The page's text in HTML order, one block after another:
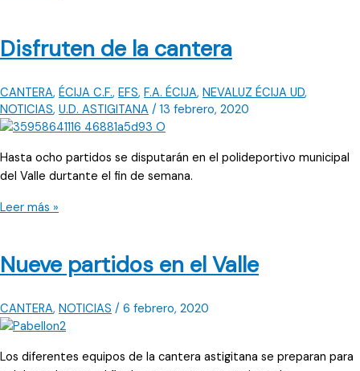
Disfruten de la cantera
CANTERA, ÉCIJA C.F., EFS, F.A. ÉCIJA, NEVALUZ ÉCIJA UD,
NOTICIAS, U.D. ASTIGITANA / 13 febrero, 2020
Hasta ocho partidos se disputarán en el polideportivo municipal
del Valle durtante el fin de semana.
Disfruten
cantera
Leer más »
Nueve partidos en el Valle
CANTERA, NOTICIAS / 6 febrero, 2020
Los diferentes equipos de la cantera astigitana se preparan para